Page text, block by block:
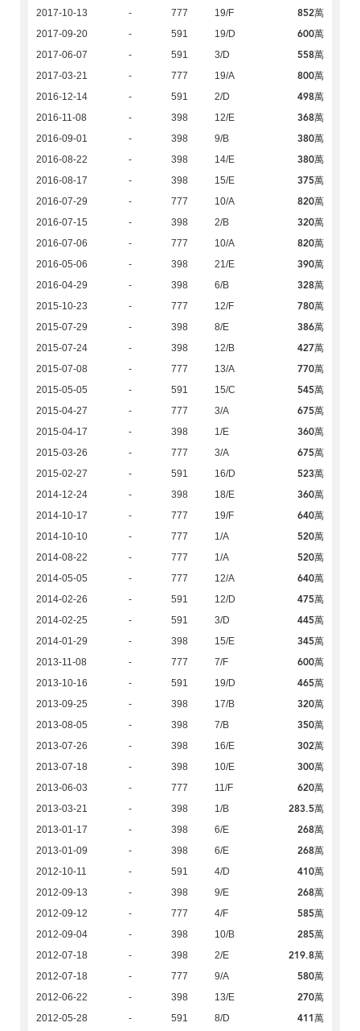
2017-10-13 - 777 19/F 852萬
2017-09-20 - 591 19/D 600萬
2017-06-07 - 591 3/D 558萬
2017-03-21 - 777 19/A 800萬
2016-12-14 - 591 2/D 498萬
2016-11-08 - 398 12/E 368萬
2016-09-01 - 398 9/B 380萬
2016-08-22 - 398 14/E 380萬
2016-08-17 - 398 15/E 375萬
2016-07-29 - 777 10/A 820萬
2016-07-15 - 398 2/B 320萬
2016-07-06 - 777 10/A 820萬
2016-05-06 - 398 21/E 390萬
2016-04-29 - 398 6/B 328萬
2015-10-23 - 777 12/F 780萬
2015-07-29 - 398 8/E 386萬
2015-07-24 - 398 12/B 427萬
2015-07-08 - 777 13/A 770萬
2015-05-05 - 591 15/C 545萬
2015-04-27 - 777 3/A 675萬
2015-04-17 - 398 1/E 360萬
2015-03-26 - 777 3/A 675萬
2015-02-27 - 591 16/D 523萬
2014-12-24 - 398 18/E 360萬
2014-10-17 - 777 19/F 640萬
2014-10-10 - 777 1/A 520萬
2014-08-22 - 777 1/A 520萬
2014-05-05 - 777 12/A 640萬
2014-02-26 - 591 12/D 475萬
2014-02-25 - 591 3/D 445萬
2014-01-29 - 398 15/E 345萬
2013-11-08 - 777 7/F 600萬
2013-10-16 - 591 19/D 465萬
2013-09-25 - 398 17/B 320萬
2013-08-05 - 398 7/B 350萬
2013-07-26 - 398 16/E 302萬
2013-07-18 - 398 10/E 300萬
2013-06-03 - 777 11/F 620萬
2013-03-21 - 398 1/B 283.5萬
2013-01-17 - 398 6/E 268萬
2013-01-09 - 398 6/E 268萬
2012-10-11 - 591 4/D 410萬
2012-09-13 - 398 9/E 268萬
2012-09-12 - 777 4/F 585萬
2012-09-04 - 398 10/B 285萬
2012-07-18 - 398 2/E 219.8萬
2012-07-18 - 777 9/A 580萬
2012-06-22 - 398 13/E 270萬
2012-05-28 - 591 8/D 411萬